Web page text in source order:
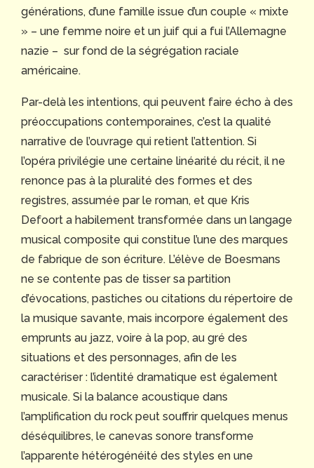
générations, d’une famille issue d’un couple « mixte
» – une femme noire et un juif qui a fui l’Allemagne
nazie – sur fond de la ségrégation raciale
américaine.
Par-delà les intentions, qui peuvent faire écho à des
préoccupations contemporaines, c’est la qualité
narrative de l’ouvrage qui retient l’attention. Si
l’opéra privilégie une certaine linéarité du récit, il ne
renonce pas à la pluralité des formes et des
registres, assumée par le roman, et que Kris
Defoort a habilement transformée dans un langage
musical composite qui constitue l’une des marques
de fabrique de son écriture. L’élève de Boesmans
ne se contente pas de tisser sa partition
d’évocations, pastiches ou citations du répertoire de
la musique savante, mais incorpore également des
emprunts au jazz, voire à la pop, au gré des
situations et des personnages, afin de les
caractériser : l’identité dramatique est également
musicale. Si la balance acoustique dans
l’amplification du rock peut souffrir quelques menus
déséquilibres, le canevas sonore transforme
l’apparente hétérogénéité des styles en une